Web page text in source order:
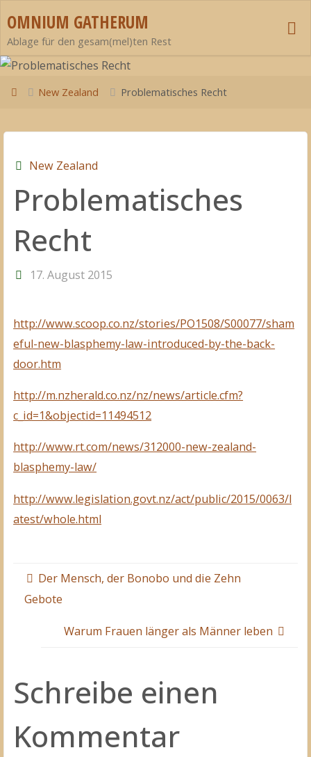
Inhalt
springen
OMNIUM GATHERUM
Ablage für den gesam(mel)ten Rest
StartNew Zealand Problematisches Recht
New Zealand
Problematisches
Recht
17. August 2015
http://www.scoop.co.nz/stories/PO1508/S00077/sham
eful-new-blasphemy-law-introduced-by-the-back-
door.htm
http://m.nzherald.co.nz/nz/news/article.cfm?
c_id=1&objectid=11494512
http://www.rt.com/news/312000-new-zealand-
blasphemy-law/
http://www.legislation.govt.nz/act/public/2015/0063/l
atest/whole.html
Der Mensch, der Bonobo und die Zehn
Gebote
Warum Frauen länger als Männer leben
Schreibe einen
Kommentar